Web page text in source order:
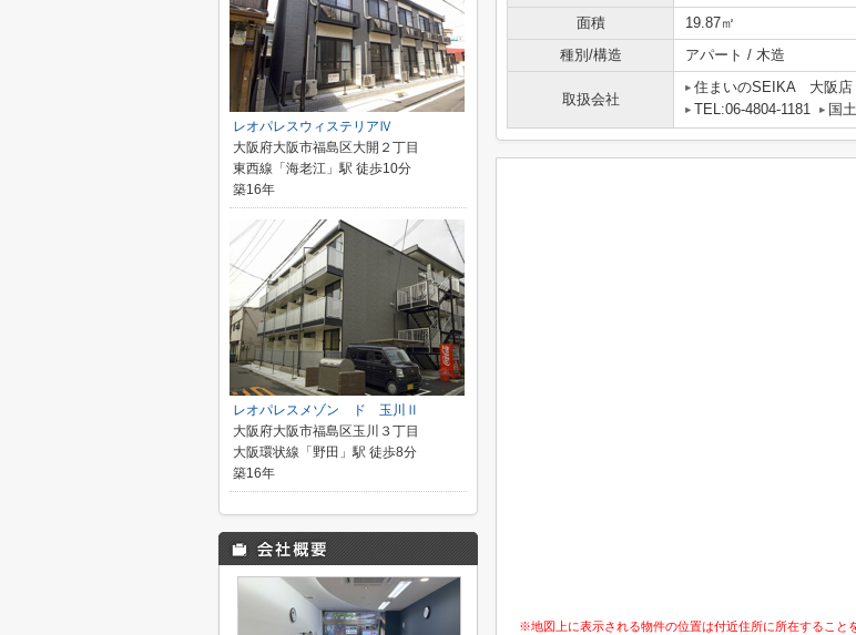
面積
19.87㎡
種別/構造
アパート / 木造
取扱会社
住まいのSEIKA 大阪店
TEL:06-4804-1181
国
※地図上に表示される物件の位置は付近住所に所在すること
レオパレスウィステリアⅣ
大阪府大阪市福島区大開２丁目
東西線「海老江」駅 徒歩10分
築16年
レオパレスメゾン ド 玉川Ⅱ
大阪府大阪市福島区玉川３丁目
大阪環状線「野田」駅 徒歩8分
築16年